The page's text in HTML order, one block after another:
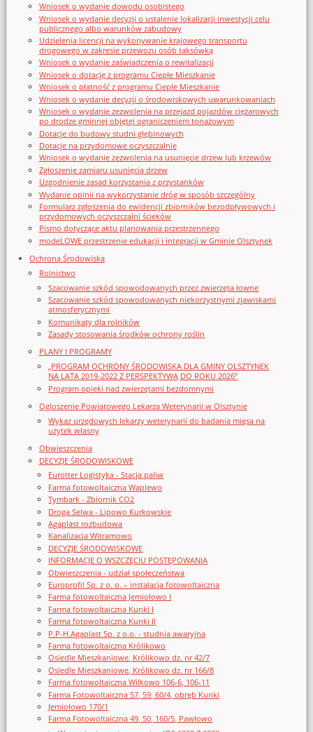
Wniosek o wydanie dowodu osobistego
Wniosek o wydanie decyzji o ustalenie lokalizacji inwestycji celu
publicznego albo warunków zabudowy
Udzielenia licencji na wykonywanie krajowego transportu
drogowego w zakresie przewozu osób taksówką
Wniosek o wydanie zaświadczenia o rewitalizacji
Wniosek o dotację z programu Ciepłe Mieszkanie
Wniosek o płatność z programu Ciepłe Mieszkanie
Wniosek o wydanie decyzji o środowiskowych uwarunkowaniach
Wniosek o wydanie zezwolenia na przejazd pojazdów ciężarowych
po drodze gminnej objętej ograniczeniem tonażowym
Dotacje do budowy studni głębinowych
Dotacje na przydomowe oczyszczalnie
Wniosek o wydanie zezwolenia na usunięcie drzew lub krzewów
Zgłoszenie zamiaru usunięcia drzew
Uzgodnienie zasad korzystania z przystanków
Wydanie opinii na wykorzystanie dróg w sposób szczególny
Formularz zgłoszenia do ewidencji zbiorników bezodpływowych i
przydomowych oczyszczalni ścieków
Pismo dotyczące aktu planowania przestrzennego
modeLOWE przestrzenie edukacji i integracji w Gminie Olsztynek
Ochrona Środowiska
Rolnictwo
Szacowanie szkód spowodowanych przez zwierzęta łowne
Szacowanie szkód spowodowanych niekorzystnymi zjawiskami
atmosferycznymi
Komunikaty dla rolników
Zasady stosowania środków ochrony roślin
PLANY I PROGRAMY
„PROGRAM OCHRONY ŚRODOWISKA DLA GMINY OLSZTYNEK
NA LATA 2019-2022 Z PERSPEKTYWĄ DO ROKU 2026”
Program opieki nad zwierzętami bezdomnymi
Ogloszenie Powiatowego Lekarza Weterynarii w Olsztynie
Wykaz urzędowych lekarzy weterynarii do badania mięsa na
użytek własny
Obwieszczenia
DECYZJE ŚRODOWISKOWE
Eurotter Logistyka - Stacja paliw
Farma fotowoltaiczna Waplewo
Tymbark - Zbiornik CO2
Droga Selwa - Lipowo Kurkowskie
Agaplast rozbudowa
Kanalizacja Witramowo
DECYZJE ŚRODOWISKOWE
INFORMACJE O WSZCZĘCIU POSTĘPOWANIA
Obwieszczenia - udział społeczeństwa
Europrofil Sp. z o. o. – instalacja fotowoltaiczna
Farma fotowoltaiczna Jemiołowo I
Farma fotowoltaiczna Kunki I
Farma fotowoltaiczna Kunki II
P.P-H.Agaplast Sp. z o.o. - studnia awaryjna
Farma fotowoltaiczna Królikowo
Osiedle Mieszkaniowe, Królikowo dz. nr 42/7
Osiedle Mieszkaniowe, Królikowo dz. nr 166/8
Farma fotowoltaiczna Wilkowo 106-6, 106-11
Farma Fotowoltaiczna 57, 59, 60/4, obręb Kunki
Jemiołowo 170/1
Farma Fotowoltaiczna 49, 50, 160/5, Pawłowo